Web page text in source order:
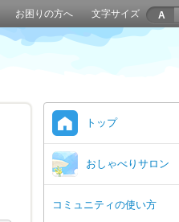
お困りの方へ 文字サイズ
トップ
おしゃべりサロン
コミュニティの使い方